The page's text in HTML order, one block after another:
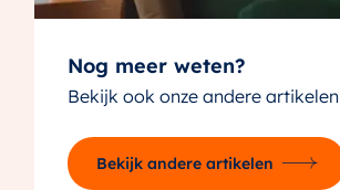
Nog meer weten?
Bekijk ook onze andere artikelen
Bekijk andere artikelen